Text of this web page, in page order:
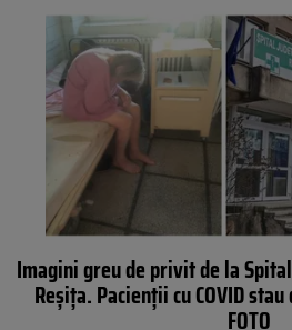
Imagini greu de privit de la
Reșița. Pacienții cu COVID
FOTO